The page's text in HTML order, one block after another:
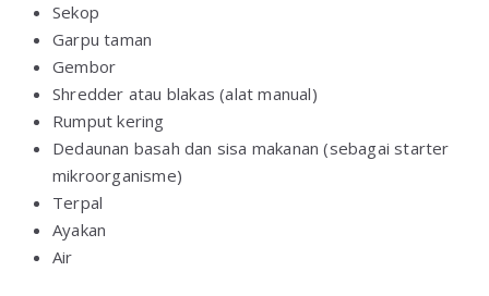
Sekop
Garpu taman
Gembor
Shredder atau blakas (alat manual)
Rumput kering
Dedaunan basah dan sisa makanan (sebagai starter
mikroorganisme)
Terpal
Ayakan
Air